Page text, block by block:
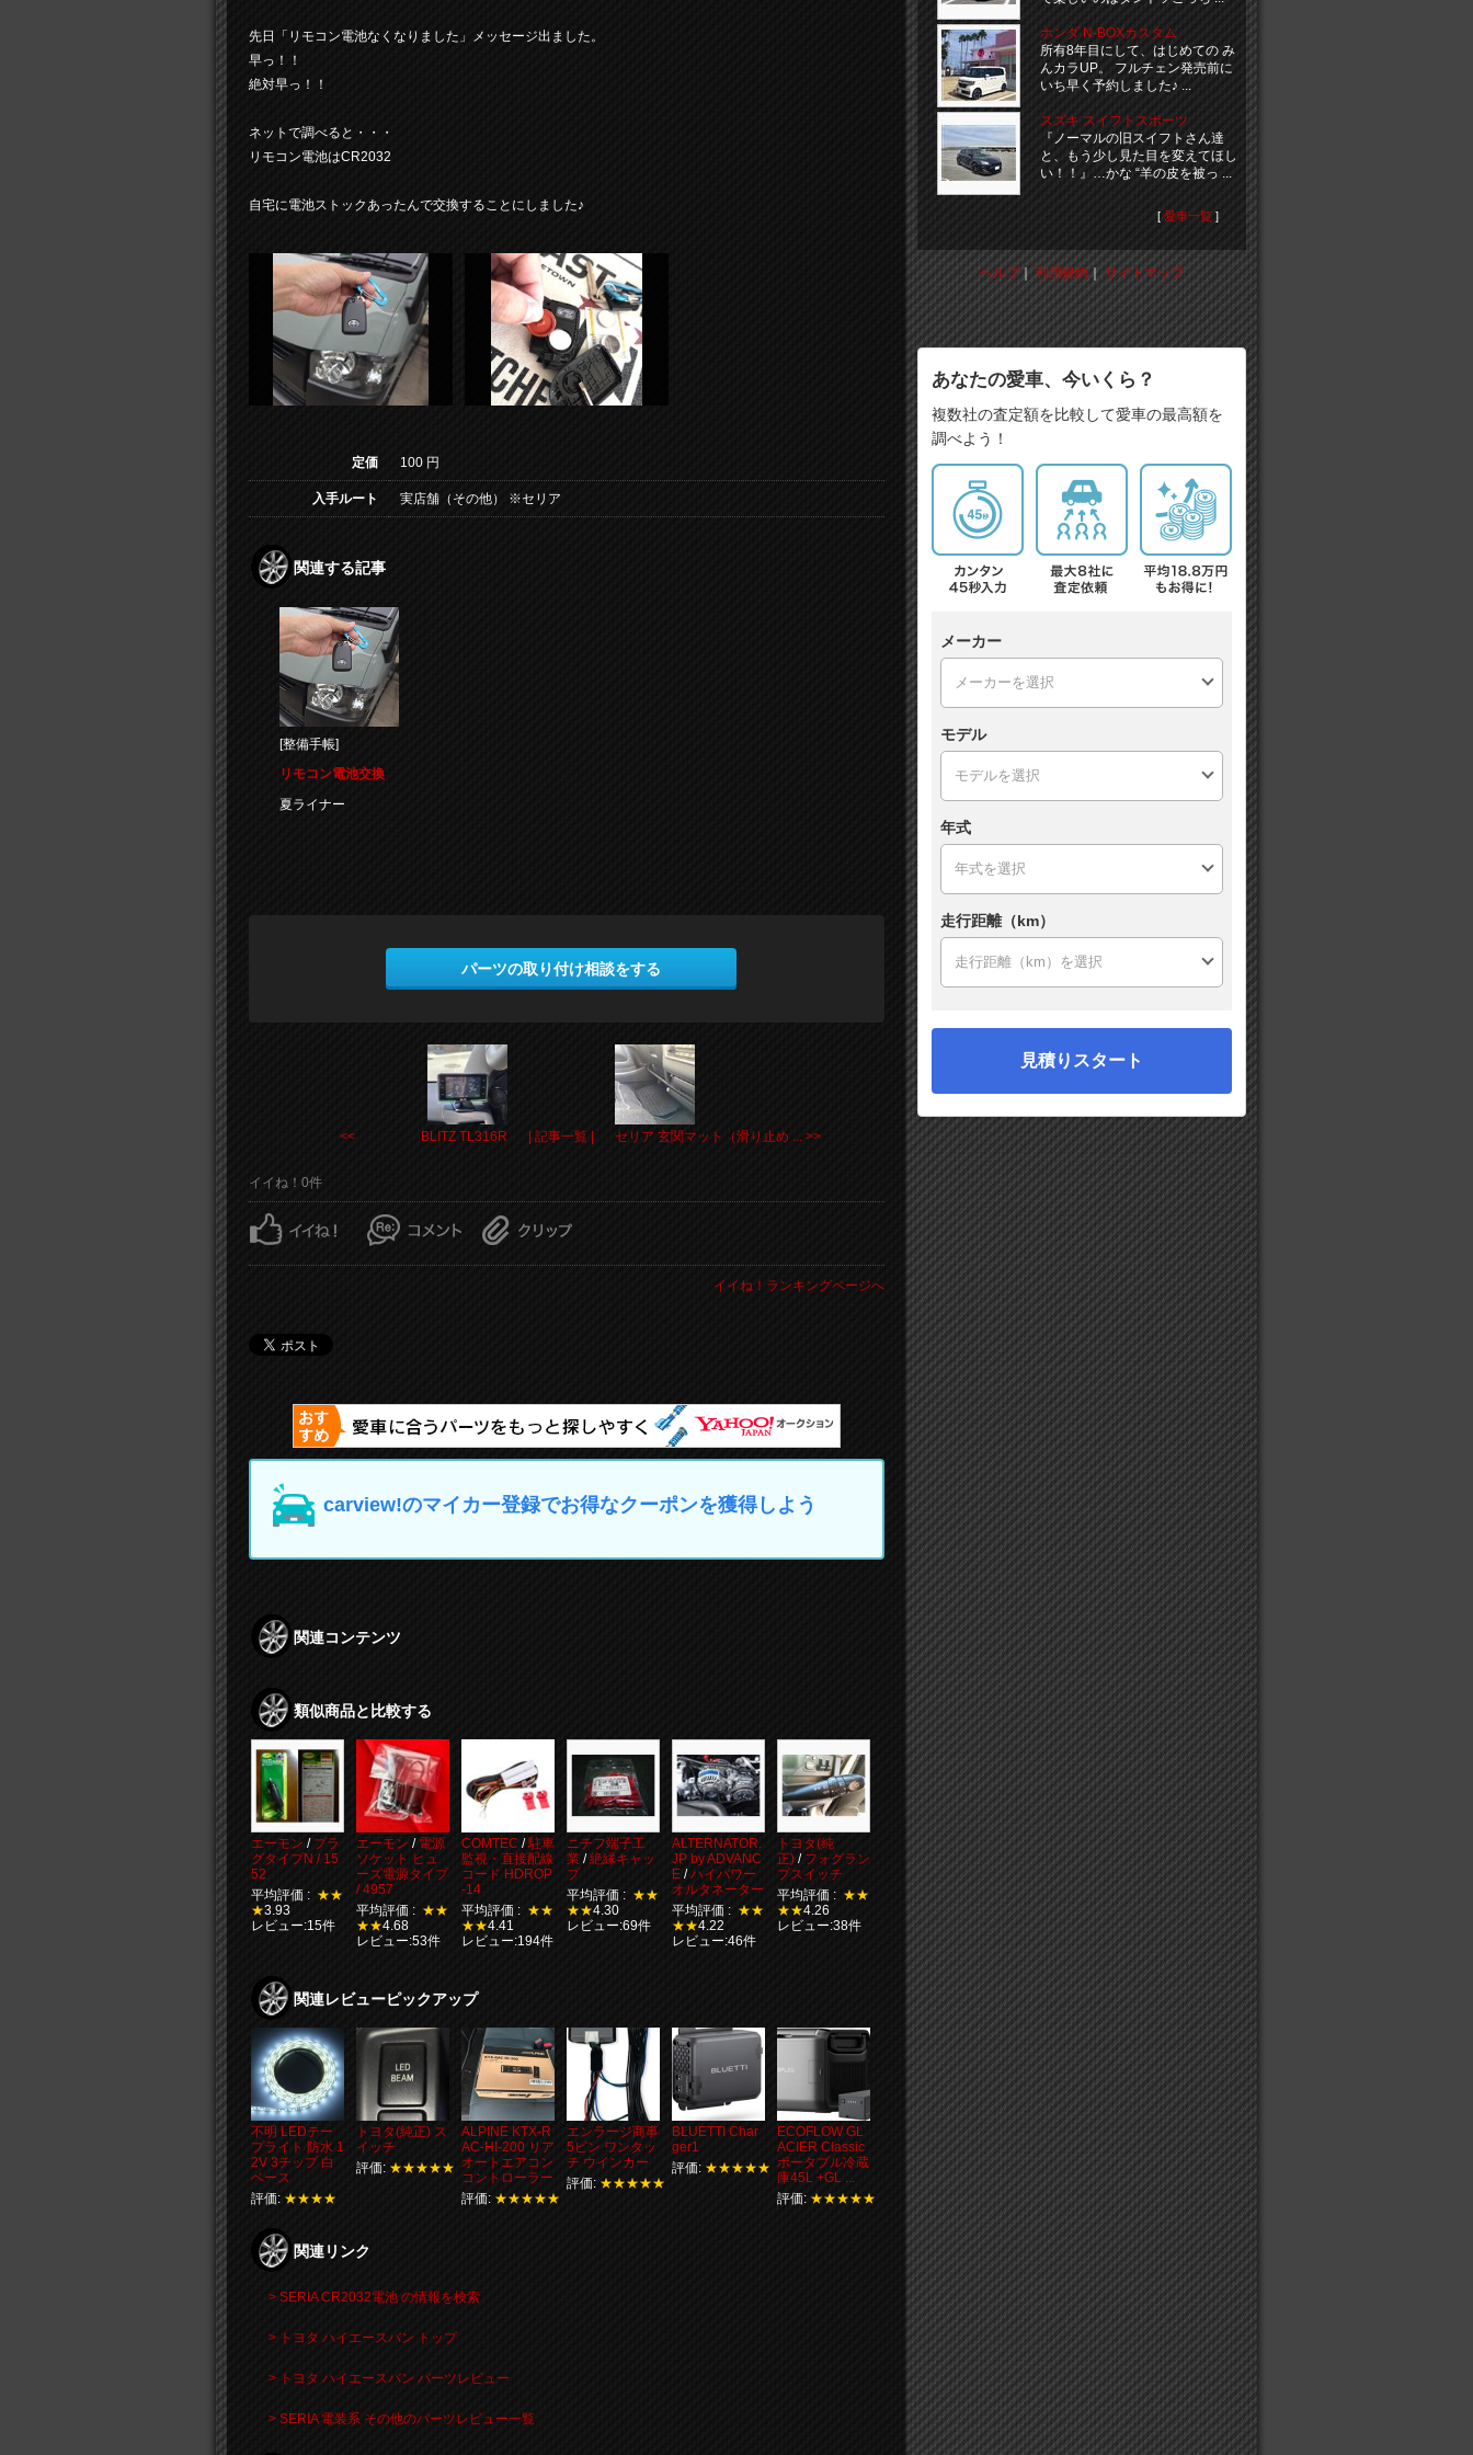
先日「リモコン電池なくなりました」メッセージ出ました。
早っ！！
絶対早っ！！
ネットで調べると・・・
リモコン電池はCR2032
自宅に電池ストックあったんで交換することにしました♪
定価 100 円
入手ルート 実店舗（その他） ※セリア
関連する記事
[整備手帳]
リモコン電池交換
夏ライナー
パーツの取り付け相談をする
<< BLITZ TL316R | 記事一覧 | セリア 玄関マット（滑り止め ... >>
イイね！0件
イイね！ランキングページへ
carview!のマイカー登録でお得なクーポンを獲得しよう
関連コンテンツ
類似商品と比較する
エーモン / プラ
グタイプN / 15
52
平均評価 : ★★
★3.93
レビュー:15件
エーモン / 電源
ソケット ヒュ
ーズ電源タイプ
/ 4957
平均評価 : ★★
★★4.68
レビュー:53件
COMTEC /駐車
監視・直接配線
コード HDROP
-14
平均評価 : ★★
★★4.41
レビュー:194件
ニチフ端子工
業 /絶縁キャッ
プ
平均評価 : ★★
★★4.30
レビュー:69件
ALTERNATOR.
JP by ADVANC
E /ハイパワー
オルタネーター
平均評価 : ★★
★★4.22
レビュー:46件
トヨタ(純
正) / フォグラン
プスイッチ
平均評価 : ★★
★★4.26
レビュー:38件
関連レビューピックアップ
不明 LEDテー
プライト 防水 1
2V 3チップ 白
ベース
評価: ★★★★
トヨタ(純正) ス
イッチ
評価: ★★★★★
ALPINE KTX-R
AC-HI-200 リア
オートエアコン
コントローラー
評価: ★★★★★
エンラージ商事
5ピン ワンタッ
チ ウインカー
評価: ★★★★★
BLUETTI Char
ger1
評価: ★★★★★
ECOFLOW GL
ACIER Classic
ポータブル冷蔵
庫45L +GL ...
評価: ★★★★★
関連リンク
> SERIA CR2032電池 の情報を検索
> トヨタ ハイエースバン トップ
> トヨタ ハイエースバン パーツレビュー
> SERIA 電装系 その他のパーツレビュー一覧
ホンダ N-BOXカスタム
所有8年目にして、はじめての み
んカラUP。 フルチェン発売前に
いち早く予約しました♪ ...
スズキ スイフトスポーツ
『ノーマルの旧スイフトさん達
と、もう少し見た目を変えてほし
い！！』…かな “羊の皮を被っ ...
[ 愛車一覧 ]
ヘルプ｜利用規約｜サイトマップ
あなたの愛車、今いくら？
複数社の査定額を比較して愛車の最高額を
調べよう！
メーカー
モデル
年式
走行距離（km）
見積りスタート